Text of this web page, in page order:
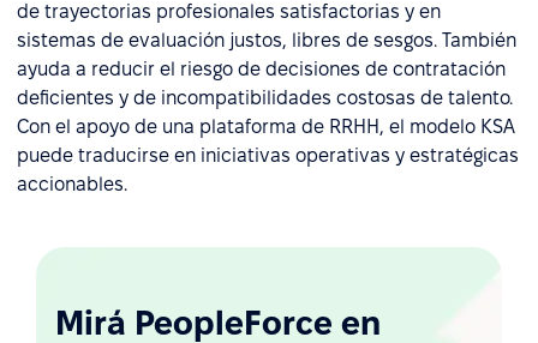
de trayectorias profesionales satisfactorias y en
sistemas de evaluación justos, libres de sesgos. También
ayuda a reducir el riesgo de decisiones de contratación
deficientes y de incompatibilidades costosas de talento.
Con el apoyo de una plataforma de RRHH, el modelo KSA
puede traducirse en iniciativas operativas y estratégicas
accionables.
Mirá PeopleForce en